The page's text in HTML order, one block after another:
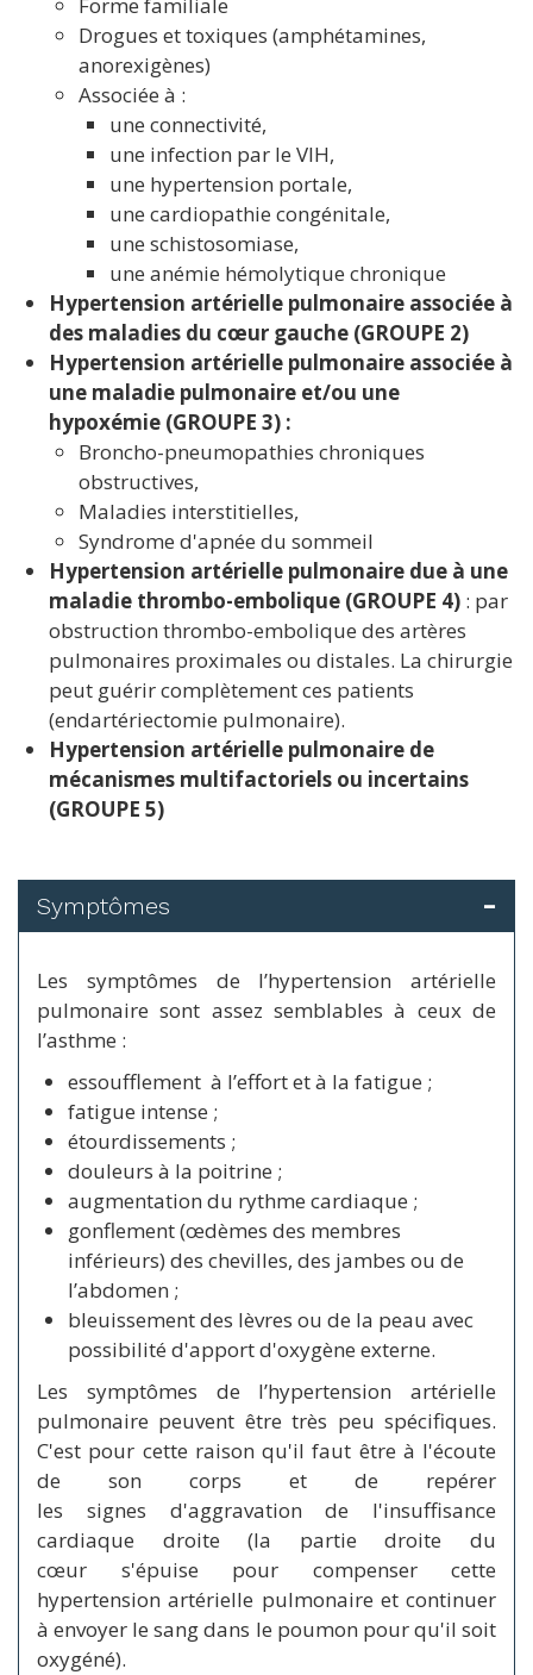
Drogues et toxiques (amphétamines,
anorexigènes)
Associée à :
une connectivité,
une infection par le VIH,
une hypertension portale,
une cardiopathie congénitale,
une schistosomiase,
une anémie hémolytique chronique
Hypertension artérielle pulmonaire associée à
des maladies du cœur gauche (GROUPE 2)
Hypertension artérielle pulmonaire associée à
une maladie pulmonaire et/ou une
hypoxémie (GROUPE 3) :
Broncho-pneumopathies chroniques
obstructives,
Maladies interstitielles,
Syndrome d'apnée du sommeil
Hypertension artérielle pulmonaire due à une
maladie thrombo-embolique (GROUPE 4) : par
obstruction thrombo-embolique des artères
pulmonaires proximales ou distales. La chirurgie
peut guérir complètement ces patients
(endartériectomie pulmonaire).
Hypertension artérielle pulmonaire de
mécanismes multifactoriels ou incertains
(GROUPE 5)
Symptômes
Les symptômes de l’hypertension artérielle
pulmonaire sont assez semblables à ceux de
l’asthme :
essoufflement à l’effort et à la fatigue ;
fatigue intense ;
étourdissements ;
douleurs à la poitrine ;
augmentation du rythme cardiaque ;
gonflement (œdèmes des membres
inférieurs) des chevilles, des jambes ou de
l’abdomen ;
bleuissement des lèvres ou de la peau avec
possibilité d'apport d'oxygène externe.
Les symptômes de l’hypertension artérielle
pulmonaire peuvent être très peu spécifiques.
C'est pour cette raison qu'il faut être à l'écoute
de son corps et de repérer
les signes d'aggravation de l'insuffisance
cardiaque droite (la partie droite du
cœur s'épuise pour compenser cette
hypertension artérielle pulmonaire et continuer
à envoyer le sang dans le poumon pour qu'il soit
oxygéné).